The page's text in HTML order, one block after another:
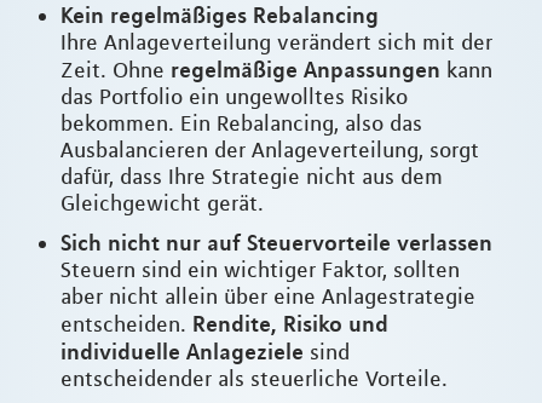
Kein regelmäßiges Rebalancing
Ihre Anlageverteilung verändert sich mit der
Zeit. Ohne regelmäßige Anpassungen kann
das Portfolio ein ungewolltes Risiko
bekommen. Ein Rebalancing, also das
Ausbalancieren der Anlageverteilung, sorgt
dafür, dass Ihre Strategie nicht aus dem
Gleichgewicht gerät.
Sich nicht nur auf Steuervorteile verlassen
Steuern sind ein wichtiger Faktor, sollten
aber nicht allein über eine Anlagestrategie
entscheiden. Rendite, Risiko und
individuelle Anlageziele sind
entscheidender als steuerliche Vorteile.